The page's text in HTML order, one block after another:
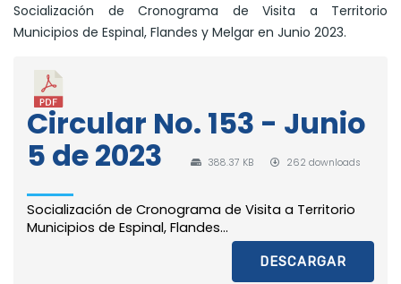
Socialización de Cronograma de Visita a Territorio
Municipios de Espinal, Flandes y Melgar en Junio 2023.
Circular No. 153 - Junio
5 de 2023
388.37 KB 262 downloads
Socialización de Cronograma de Visita a Territorio
Municipios de Espinal, Flandes...
DESCARGAR